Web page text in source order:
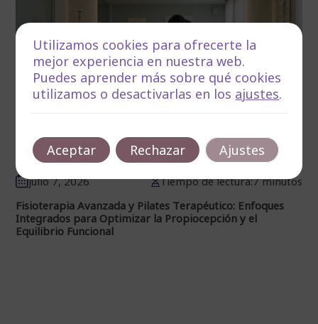
julio 7, 2026
Tiempo de lectura:7 minutos
Fisioterapia Avanzada y Pilates Terapéutico: Enfoques
Integrados para Optimizar la Propiocepción y el
Equilibrio Funcional
Utilizamos cookies para ofrecerte la
mejor experiencia en nuestra web.
Puedes aprender más sobre qué cookies
utilizamos o desactivarlas en los ajustes.
Aceptar Rechazar Ajustes